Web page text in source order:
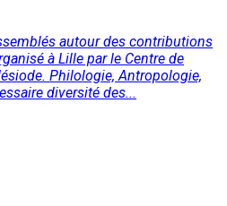
autour des contributions
à Lille par le Centre de
Philologie, Antropologie,
diversité des...